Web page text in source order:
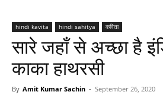
hindi kavita hindi sahitya कविता
सारे जहाँ से अच्छा है
काका हाथरसी
By Amit Kumar Sachin - September 26, 2020